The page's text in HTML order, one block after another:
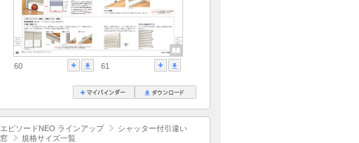
60 61
エピソードNEO ラインアップ
シャッター付引違い
窓
規格サイズ一覧